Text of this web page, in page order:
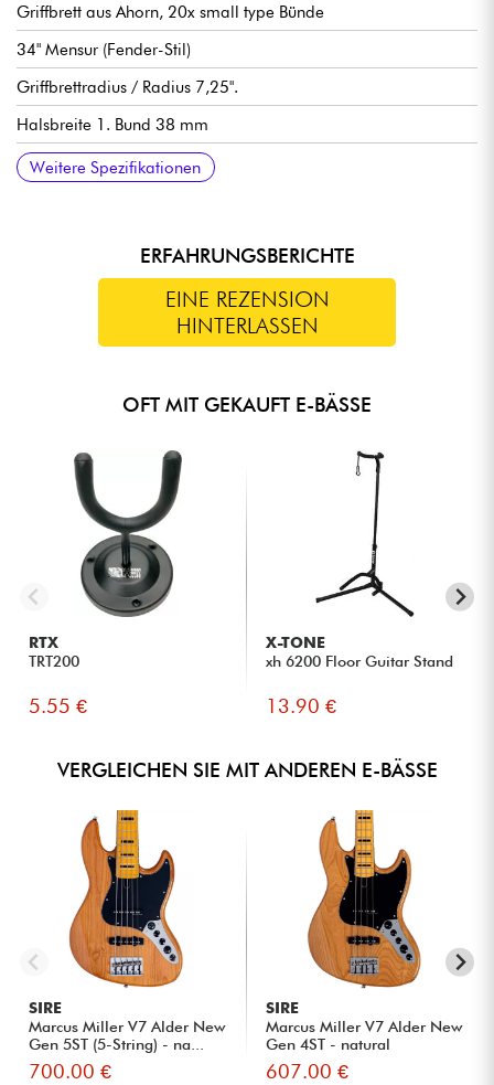
Griffbrett aus Ahorn, 20x small type Bünde
34" Mensur (Fender-Stil)
Griffbrettradius / Radius 7,25".
Halsbreite 1. Bund 38 mm
Tonabnehmer Sire Vintage-J Revolution Pickup-Set
Sire Heritage-3 Preamp, zuschaltbar aktiv/passiv (18v über 2x
9v Batterien)
Lautstärke
Ton
Balance Mikrofone
Höhen / Mitten (konzentrische Potentiometer)
Bass (Push / Pull für aktiven oder passiven Modus)
Sire Vintage-S Steg
Sire Premium Light Weight Open Gear stimmmechaniken
Hochglanz Korpus Finish
Satin Hals Finish
Weitere Spezifikationen
ERFAHRUNGSBERICHTE
EINE REZENSION
HINTERLASSEN
OFT MIT GEKAUFT E-BÄSSE
RTX
TRT200
5.55 €
X-TONE
xh 6200 Floor Guitar Stand
13.90 €
VERGLEICHEN SIE MIT ANDEREN E-BÄSSE
SIRE
Marcus Miller V7 Alder New
Gen 5ST (5-String) - na...
700.00 €
SIRE
Marcus Miller V7 Alder New
Gen 4ST - natural
607.00 €